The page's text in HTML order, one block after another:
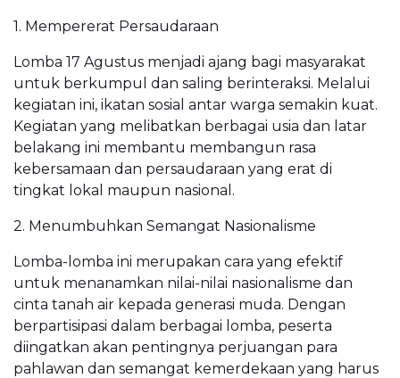
1. Mempererat Persaudaraan
Lomba 17 Agustus menjadi ajang bagi masyarakat
untuk berkumpul dan saling berinteraksi. Melalui
kegiatan ini, ikatan sosial antar warga semakin kuat.
Kegiatan yang melibatkan berbagai usia dan latar
belakang ini membantu membangun rasa
kebersamaan dan persaudaraan yang erat di
tingkat lokal maupun nasional.
2. Menumbuhkan Semangat Nasionalisme
Lomba-lomba ini merupakan cara yang efektif
untuk menanamkan nilai-nilai nasionalisme dan
cinta tanah air kepada generasi muda. Dengan
berpartisipasi dalam berbagai lomba, peserta
diingatkan akan pentingnya perjuangan para
pahlawan dan semangat kemerdekaan yang harus